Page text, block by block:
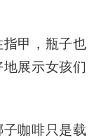
甲，瓶子也
展示女孩们
咖啡只是载